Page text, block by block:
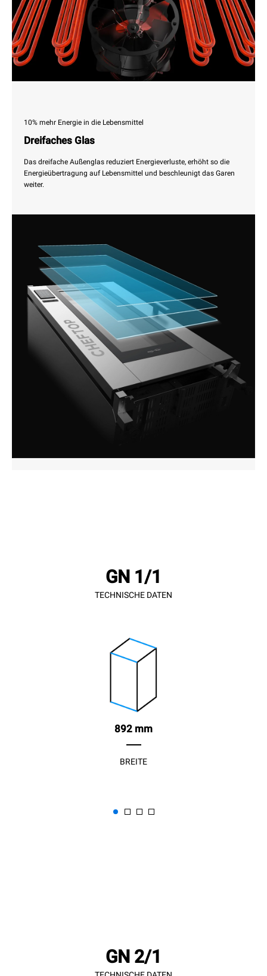
10% mehr Energie in die Lebensmittel
Dreifaches Glas
Das dreifache Außenglas reduziert Energieverluste, erhöht so die
Energieübertragung auf Lebensmittel und beschleunigt das Garen
weiter.
GN 1/1
TECHNISCHE DATEN
892 mm
BREITE
GN 2/1